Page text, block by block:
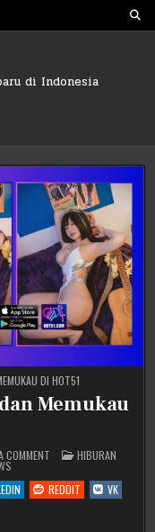
di Indonesia
DI HOT51
Memukau
COMMENT
YOHANA
CANTIK
DAN
POSTED
IN
HIBURAN
REDDIT
VK